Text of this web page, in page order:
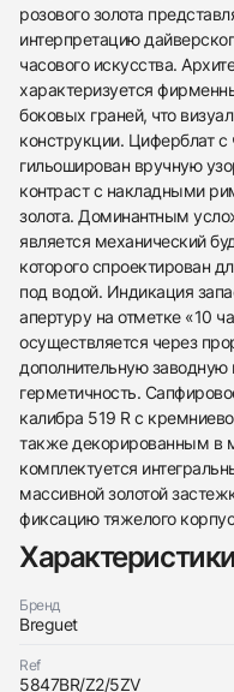
438
285
145
142
205
204
195
150
6
розового золота
интерпретацию
часового искусства.
характеризуется
боковых граней, что
конструкции. Циферблат
гильоширован вручную
контраст с накладными
золота. Доминантным
является механический
которого спроектирован
под водой. Индикация
апертуру на отметке «10
осуществляется через
дополнительную
герметичность.
калибра 519 R с
также декорированным в
комплектуется
массивной золотой
фиксацию тяжелого
Характеристики
Бренд
Breguet
Ref
5847BR/Z2/5ZV